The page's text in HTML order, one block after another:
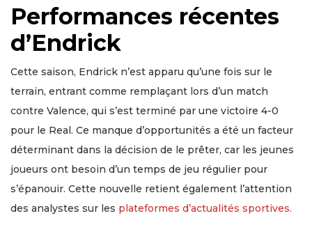
Performances récentes
d’Endrick
Cette saison, Endrick n’est apparu qu’une fois sur le
terrain, entrant comme remplaçant lors d’un match
contre Valence, qui s’est terminé par une victoire 4-0
pour le Real. Ce manque d’opportunités a été un facteur
déterminant dans la décision de le prêter, car les jeunes
joueurs ont besoin d’un temps de jeu régulier pour
s’épanouir. Cette nouvelle retient également l’attention
des analystes sur les plateformes d’actualités sportives.